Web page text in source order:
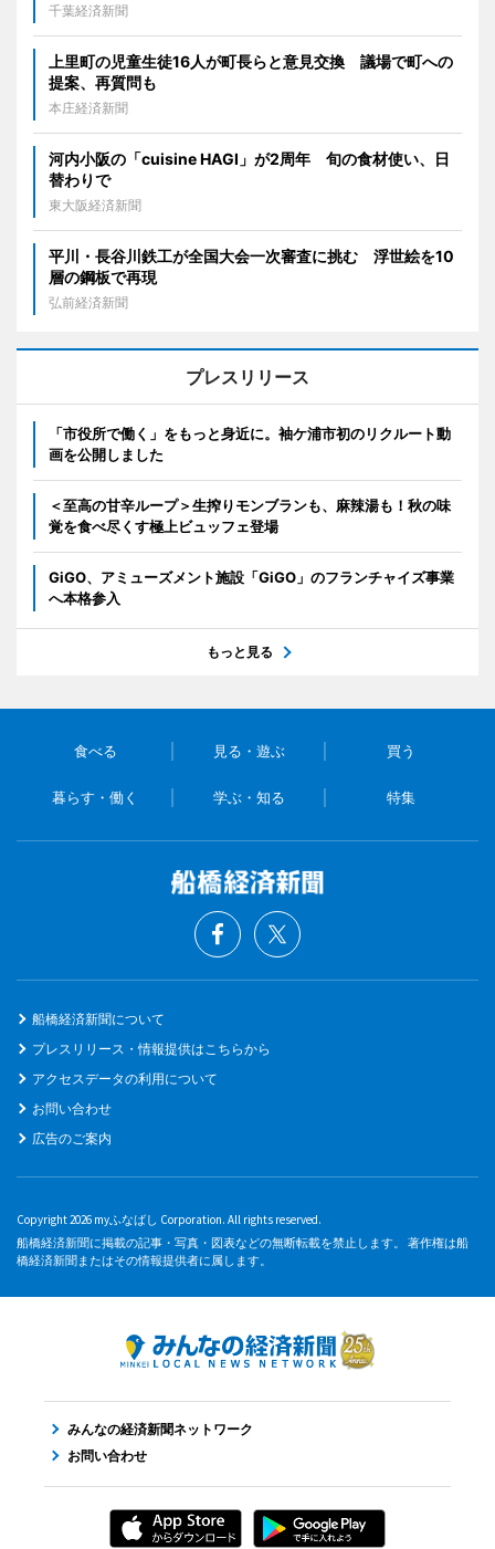
千葉経済新聞
上里町の児童生徒16人が町長らと意見交換 議場で町への
提案、再質問も
本庄経済新聞
河内小阪の「cuisine HAGI」が2周年 旬の食材使い、日
替わりで
東大阪経済新聞
平川・長谷川鉄工が全国大会一次審査に挑む 浮世絵を10
層の鋼板で再現
弘前経済新聞
プレスリリース
「市役所で働く」をもっと身近に。袖ケ浦市初のリクルート動
画を公開しました
＜至高の甘辛ループ＞生搾りモンブランも、麻辣湯も！秋の味
覚を食べ尽くす極上ビュッフェ登場
GiGO、アミューズメント施設「GiGO」のフランチャイズ事業
へ本格参入
もっと見る
食べる 見る・遊ぶ 買う
暮らす・働く 学ぶ・知る 特集
船橋経済新聞について
プレスリリース・情報提供はこちらから
アクセスデータの利用について
お問い合わせ
広告のご案内
Copyright 2026 myふなばし Corporation. All rights reserved.
船橋経済新聞に掲載の記事・写真・図表などの無断転載を禁止します。 著作権は船
橋経済新聞またはその情報提供者に属します。
みんなの経済新聞ネットワーク
お問い合わせ